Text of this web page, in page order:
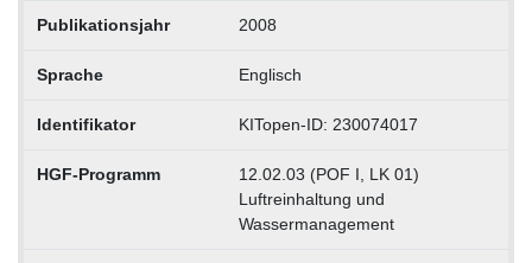
Publikationsjahr 2008
Sprache Englisch
Identifikator KITopen-ID: 230074017
HGF-Programm
12.02.03 (POF I, LK 01)
Luftreinhaltung und
Wassermanagement